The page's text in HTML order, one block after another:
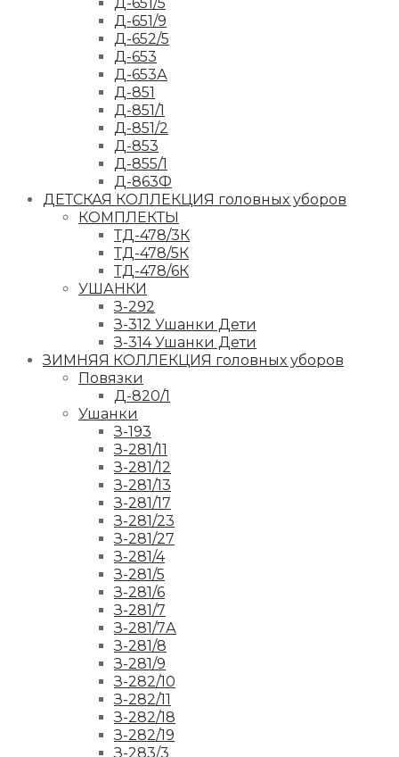
Д-651/9
Д-652/5
Д-653
Д-653А
Д-851
Д-851/1
Д-851/2
Д-853
Д-855/1
Д-863Ф
ДЕТСКАЯ КОЛЛЕКЦИЯ головных уборов
КОМПЛЕКТЫ
ТД-478/3К
ТД-478/5К
ТД-478/6К
УШАНКИ
З-292
З-312 Ушанки Дети
З-314 Ушанки Дети
ЗИМНЯЯ КОЛЛЕКЦИЯ головных уборов
Повязки
Д-820/1
Ушанки
З-193
З-281/11
З-281/12
З-281/13
З-281/17
З-281/23
З-281/27
З-281/4
З-281/5
З-281/6
З-281/7
З-281/7А
З-281/8
З-281/9
З-282/10
З-282/11
З-282/18
З-282/19
З-283/3